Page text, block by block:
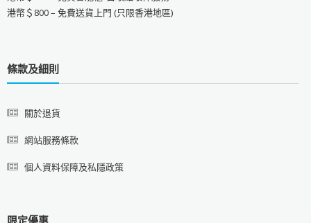
港幣＄800 – 免費送貨上門 (只限香港地區)
條款及細則
關於退貨
網站服務條款
個人資料保障及私隱政策
限定優惠